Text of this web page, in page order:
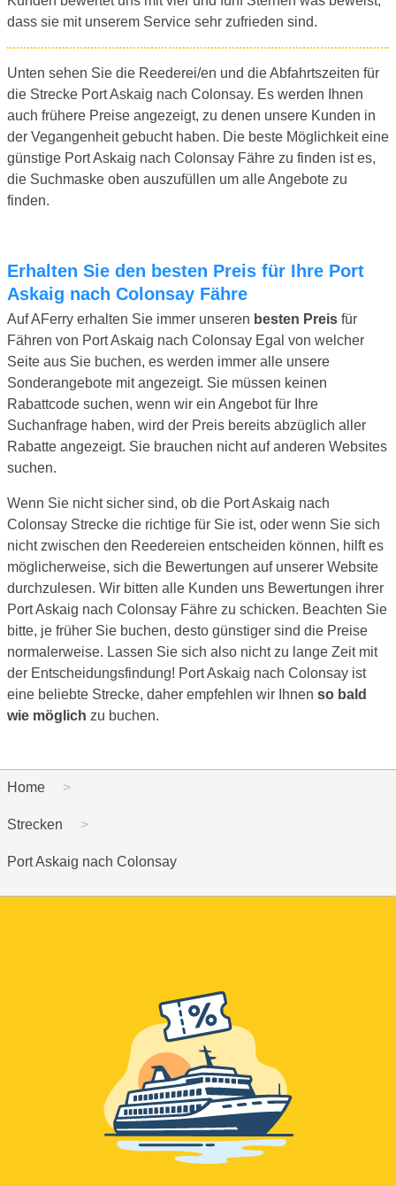
dass sie mit unserem Service sehr zufrieden sind.
Unten sehen Sie die Reederei/en und die Abfahrtszeiten für
die Strecke Port Askaig nach Colonsay. Es werden Ihnen
auch frühere Preise angezeigt, zu denen unsere Kunden in
der Vegangenheit gebucht haben. Die beste Möglichkeit eine
günstige Port Askaig nach Colonsay Fähre zu finden ist es,
die Suchmaske oben auszufüllen um alle Angebote zu
finden.
Erhalten Sie den besten Preis für Ihre Port
Askaig nach Colonsay Fähre
Auf AFerry erhalten Sie immer unseren besten Preis für
Fähren von Port Askaig nach Colonsay Egal von welcher
Seite aus Sie buchen, es werden immer alle unsere
Sonderangebote mit angezeigt. Sie müssen keinen
Rabattcode suchen, wenn wir ein Angebot für Ihre
Suchanfrage haben, wird der Preis bereits abzüglich aller
Rabatte angezeigt. Sie brauchen nicht auf anderen Websites
suchen.
Wenn Sie nicht sicher sind, ob die Port Askaig nach
Colonsay Strecke die richtige für Sie ist, oder wenn Sie sich
nicht zwischen den Reedereien entscheiden können, hilft es
möglicherweise, sich die Bewertungen auf unserer Website
durchzulesen. Wir bitten alle Kunden uns Bewertungen ihrer
Port Askaig nach Colonsay Fähre zu schicken. Beachten Sie
bitte, je früher Sie buchen, desto günstiger sind die Preise
normalerweise. Lassen Sie sich also nicht zu lange Zeit mit
der Entscheidungsfindung! Port Askaig nach Colonsay ist
eine beliebte Strecke, daher empfehlen wir Ihnen so bald
wie möglich zu buchen.
Home
Strecken
Port Askaig nach Colonsay